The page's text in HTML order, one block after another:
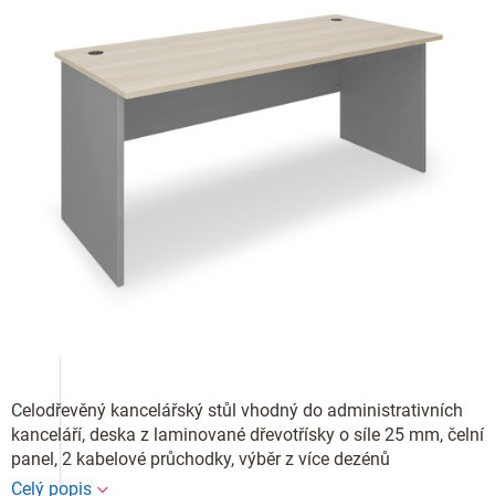
Celodřevěný kancelářský stůl vhodný do administrativních
kanceláří, deska z laminované dřevotřísky o síle 25 mm, čelní
panel, 2 kabelové průchodky, výběr z více dezénů